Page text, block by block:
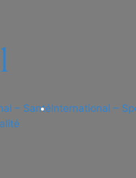
– SantéInternational –